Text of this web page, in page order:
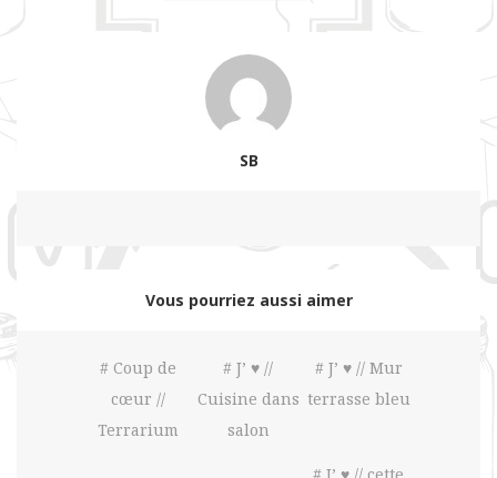
SB
Vous pourriez aussi aimer
# Coup de
cœur //
Terrarium
# J’ ♥ //
Cuisine dans
salon
# J’ ♥ // Mur
terrasse bleu
# J’ ♥ // cette